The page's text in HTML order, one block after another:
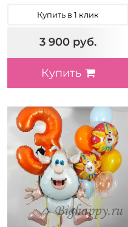
Купить в 1 клик
3 900 руб.
Купить